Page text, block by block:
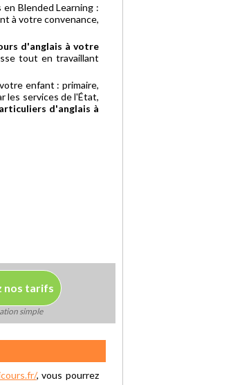
Blended Learning :
à votre convenance,
d'anglais à votre
tout en travaillant
enfant : primaire,
les services de l'État,
d'anglais à
nos tarifs
simple
, vous pourrez